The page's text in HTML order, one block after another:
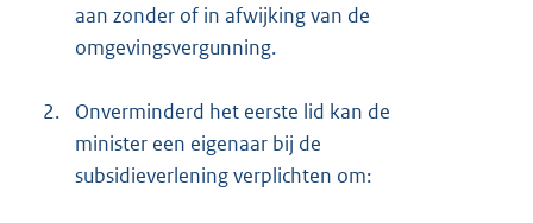
aan zonder of in afwijking van de
omgevingsvergunning.
2.
Onverminderd het eerste lid kan de
minister een eigenaar bij de
subsidieverlening verplichten om: